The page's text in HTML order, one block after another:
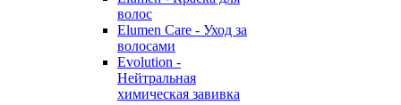
волос
Elumen Care - Уход за
волосами
Evolution -
Нейтральная
химическая завивка